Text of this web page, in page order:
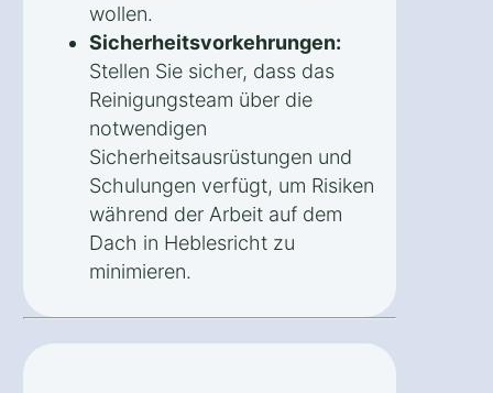
wollen.
Sicherheitsvorkehrungen:
Stellen Sie sicher, dass das
Reinigungsteam über die
notwendigen
Sicherheitsausrüstungen und
Schulungen verfügt, um Risiken
während der Arbeit auf dem
Dach in Heblesricht zu
minimieren.